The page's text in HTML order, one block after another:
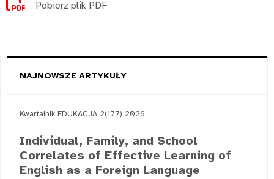
Pobierz plik PDF
NAJNOWSZE ARTYKUŁY
Kwartalnik EDUKACJA 2(177) 2026
Individual, Family, and School
Correlates of Effective Learning of
English as a Foreign Language